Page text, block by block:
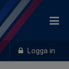
Logga in